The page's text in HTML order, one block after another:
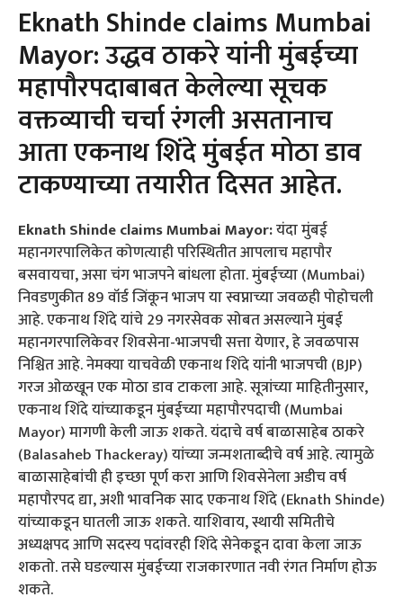
Eknath Shinde claims Mumbai
Mayor: उद्धव ठाकरे यांनी मुंबईच्या
महापौरपदाबाबत केलेल्या सूचक
वक्तव्याची चर्चा रंगली असतानाच
आता एकनाथ शिंदे मुंबईत मोठा डाव
टाकण्याच्या तयारीत दिसत आहेत.
Eknath Shinde claims Mumbai Mayor:यंदा मुंबई
महानगरपालिकेत कोणत्याही परिस्थितीत आपलाच महापौर
बसवायचा, असा चंग भाजपने बांधला होता. मुंबईच्या (Mumbai)
निवडणुकीत 89 वॉर्ड जिंकून भाजप या स्वप्नाच्या जवळही पोहोचली
आहे. एकनाथ शिंदे यांचे 29 नगरसेवक सोबत असल्याने मुंबई
महानगरपालिकेवर शिवसेना-भाजपची सत्ता येणार, हे जवळपास
निश्चित आहे. नेमक्या याचवेळी एकनाथ शिंदे यांनी भाजपची (BJP)
गरज ओळखून एक मोठा डाव टाकला आहे. सूत्रांच्या माहितीनुसार,
एकनाथ शिंदे यांच्याकडून मुंबईच्या महापौरपदाची (Mumbai
Mayor) मागणी केली जाऊ शकते. यंदाचे वर्ष बाळासाहेब ठाकरे
(Balasaheb Thackeray) यांच्या जन्मशताब्दीचे वर्ष आहे. त्यामुळे
बाळासाहेबांची ही इच्छा पूर्ण करा आणि शिवसेनेला अडीच वर्ष
महापौरपद द्या, अशी भावनिक साद एकनाथ शिंदे (Eknath Shinde)
यांच्याकडून घातली जाऊ शकते. याशिवाय, स्थायी समितीचे
अध्यक्षपद आणि सदस्य पदांवरही शिंदे सेनेकडून दावा केला जाऊ
शकतो. तसे घडल्यास मुंबईच्या राजकारणात नवी रंगत निर्माण होऊ
शकते.